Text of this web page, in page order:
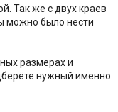
Так же с двух краев
можно было нести
размерах и
нужный именно